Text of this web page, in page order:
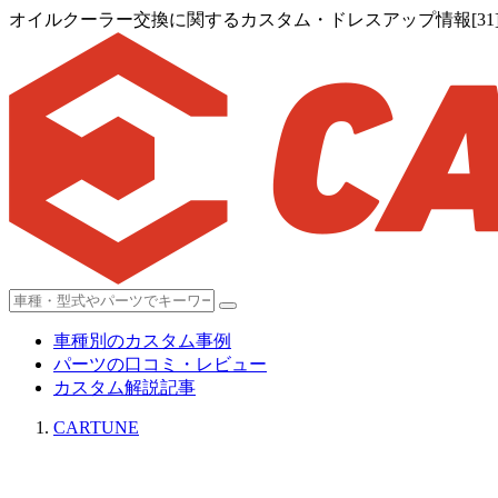
オイルクーラー交換に関するカスタム・ドレスアップ情報
車種別のカスタム事例
パーツの口コミ・レビュー
カスタム解説記事
CARTUNE